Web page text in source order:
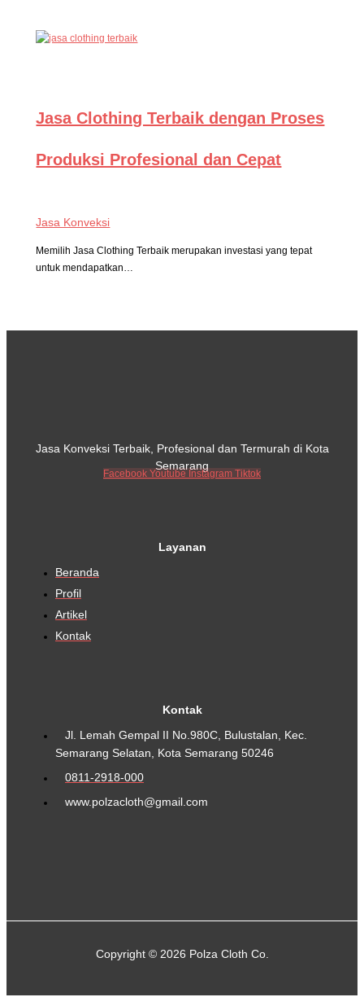
Jasa Clothing Terbaik dengan Proses
Produksi Profesional dan Cepat
Jasa Konveksi
Memilih Jasa Clothing Terbaik merupakan investasi yang tepat
untuk mendapatkan…
Jasa Konveksi Terbaik, Profesional dan Termurah di Kota
Semarang
Facebook Youtube Instagram Tiktok
Layanan
Beranda
Profil
Artikel
Kontak
Kontak
Jl. Lemah Gempal II No.980C, Bulustalan, Kec.
Semarang Selatan, Kota Semarang 50246
0811-2918-000
www.polzacloth@gmail.com
Copyright © 2026 Polza Cloth Co.